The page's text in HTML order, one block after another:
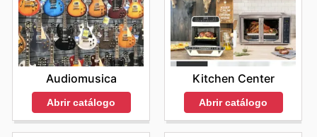
Audiomusica
Abrir catálogo
Kitchen Center
Abrir catálogo